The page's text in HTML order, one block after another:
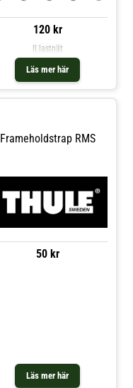
120 kr
Läs mer här
ll lastnät
Frameholdstrap RMS
50 kr
Läs mer här